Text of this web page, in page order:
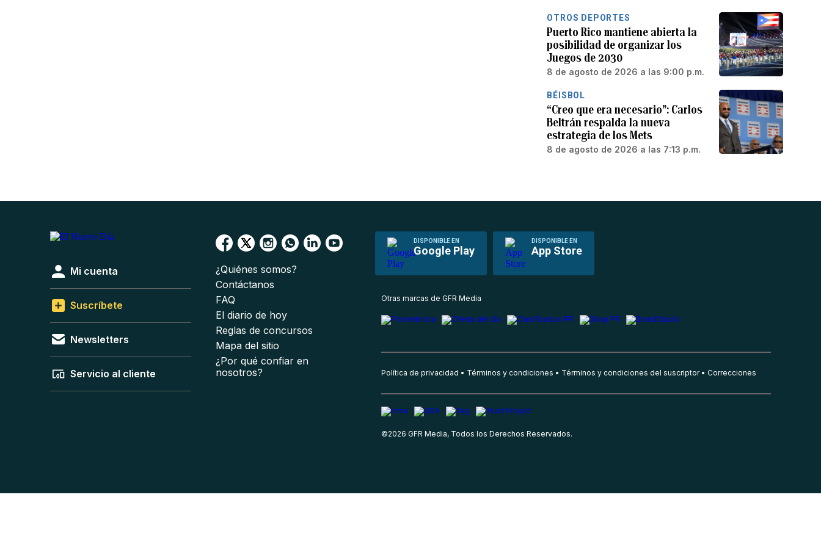
OTROS DEPORTES
Puerto Rico mantiene abierta la
posibilidad de organizar los
Juegos de 2030
8 de agosto de 2026 a las 9:00 p.m.
BÉISBOL
“Creo que era necesario”: Carlos
Beltrán respalda la nueva
estrategia de los Mets
8 de agosto de 2026 a las 7:13 p.m.
DISPONIBLE EN
Google Play
DISPONIBLE EN
App Store
Mi cuenta
Suscríbete
Newsletters
Servicio al cliente
¿Quiénes somos?
Contáctanos
FAQ
El diario de hoy
Reglas de concursos
Mapa del sitio
¿Por qué confiar en
nosotros?
Otras marcas de GFR Media
Política de privacidad Términos y condiciones Términos y condiciones del suscriptor Correcciones
©2026 GFR Media, Todos los Derechos Reservados.